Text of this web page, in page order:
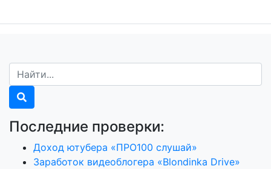
Последние проверки:
Доход ютубера «ПРО100 слушай»
Заработок видеоблогера «Blondinka Drive»